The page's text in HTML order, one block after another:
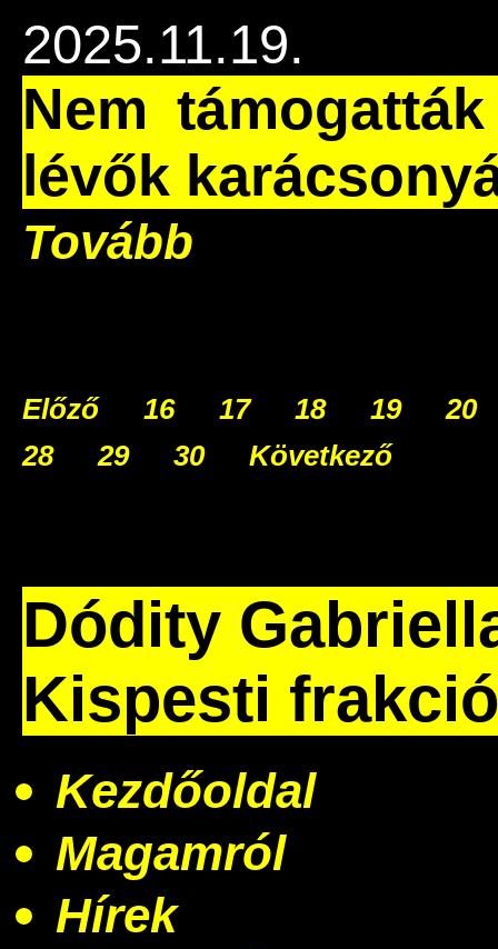
2025.11.19.
Nem
lévők
Tovább
Előző 16 17 18 19
20
28
29 30 Következő
Dódity
Kispesti
Kezdőoldal
Magamról
Hírek